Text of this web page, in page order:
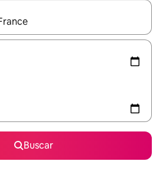
estén disponibles, navega con las
Buscar